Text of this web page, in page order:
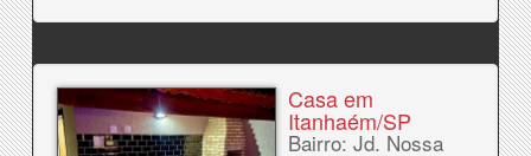
Casa em
Itanhaém/SP
Bairro: Jd. Nossa